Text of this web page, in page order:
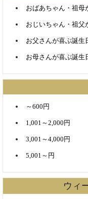
おばあちゃん・祖母
おじいちゃん・祖父
お父さんが喜ぶ誕生
お母さんが喜ぶ誕生
～600円
1,001～2,000円
3,001～4,000円
5,001～円
ウィ